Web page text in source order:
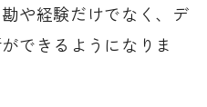
や経験だけでなく、デ
できるようになりま